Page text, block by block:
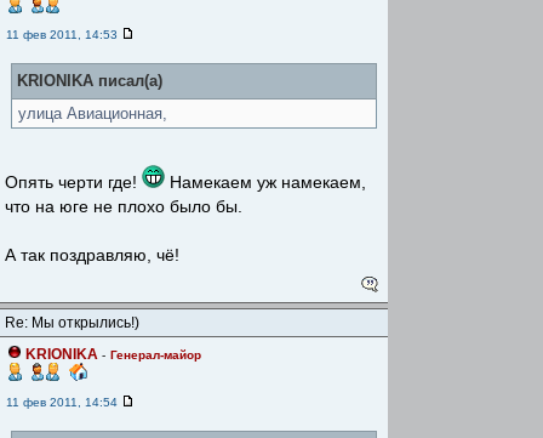
11 фев 2011, 14:53
KRIONIKA писал(а)
улица Авиационная,
Опять черти где!
Намекаем уж намекаем,
что на юге не плохо было бы.
А так поздравляю, чё!
Re: Мы открылись!)
KRIONIKA - Генерал-майор
11 фев 2011, 14:54